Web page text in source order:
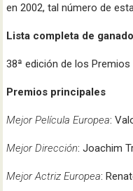
en 2002, tal número de
Lista completa de
38ª edición de los Premios
Premios principales
Mejor Película Europea:
Mejor Dirección: Joachim
Mejor Actriz Europea: